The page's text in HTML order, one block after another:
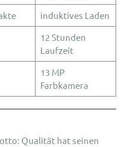
induktives Laden
12 Stunden
Laufzeit
13 MP
Farbkamera
Qualität hat seinen